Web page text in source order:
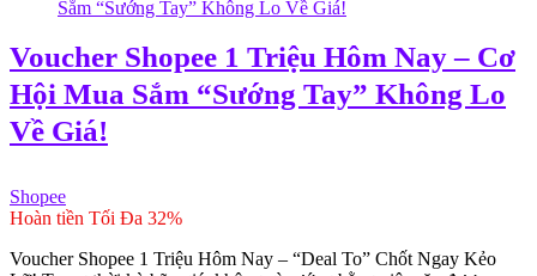
Voucher Shopee 1 Triệu Hôm Nay – Cơ
Hội Mua Sắm “Sướng Tay” Không Lo
Về Giá!
Shopee
Hoàn tiền Tối Đa 32%
Voucher Shopee 1 Triệu Hôm Nay – “Deal To” Chốt Ngay Kẻo